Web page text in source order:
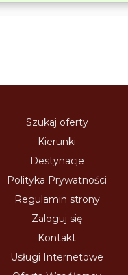
Szukaj oferty
Kierunki
Destynacje
Polityka Prywatności
Regulamin strony
Zaloguj się
Kontakt
Usługi Internetowe